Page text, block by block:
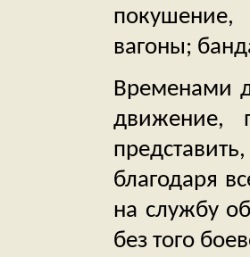
покушение,
вагоны;
Временами
движение,
благодаря
на службу
без того